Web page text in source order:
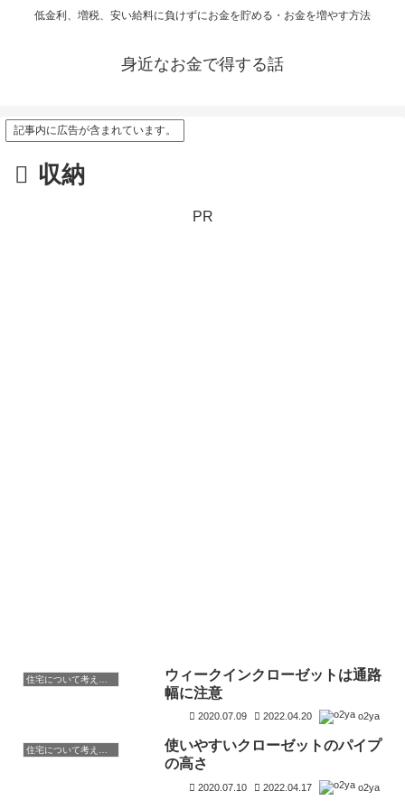
低金利、増税、安い給料に負けずにお金を貯める・お金を増やす方法
身近なお金で得する話
記事内に広告が含まれています。
収納
PR
ウィークインクローゼットは通路
幅に注意
2020.07.09 2022.04.20 o2ya
使いやすいクローゼットのパイプ
の高さ
2020.07.10 2022.04.17 o2ya